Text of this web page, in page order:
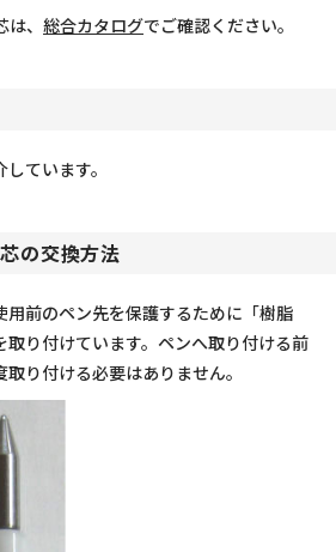
、 総合カタログでご確認ください。
ています。
の交換方法
前のペン先を保護するために「樹脂
取り付けています。ペンへ取り付ける前
り付ける必要はありません。